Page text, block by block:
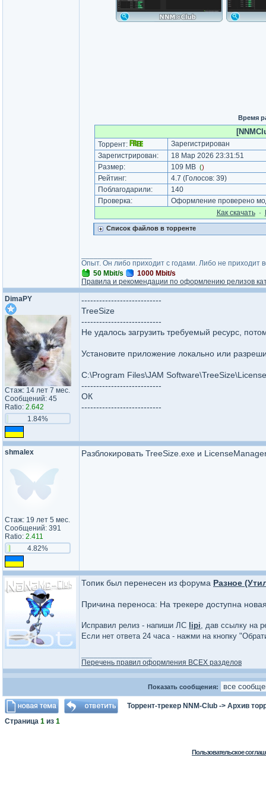
Время
Торрент:
Зарегистрирован
Зарегистрирован:
18 Мар 2026 23:31:51
Размер:
109 MB ()
Рейтинг: 4.7 (Голосов: 39)
Поблагодарили:
140
Проверка:
Оформление проверено
Как cкачать·
Список файлов в торренте
Опыт. Он либо приходит с годами. Либо не приходит
50 Mbit/s
1000 Mbit/s
Правила и рекомендации по оформлению релизов
DimaPY
Стаж: 14 лет 7 мес.
Сообщений: 45
Ratio: 2.642
1.84%
---------------------------
TreeSize
---------------------------
Не удалось загрузить требуемый ресурс,
Установите приложение локально или
C:\Program Files\JAM
---------------------------
ОК
---------------------------
shmalex
Стаж: 19 лет 5 мес.
Сообщений: 391
Ratio: 2.411
4.82%
Разблокировать TreeSize.exe и
Топик был перенесен из форума Разное
Причина переноса: На трекере доступна
Исправил релиз - напиши ЛС lipi, дав ссылку на
Если нет ответа 24 часа - нажми на кнопку
Перечень правил оформления ВСЕХ разделов
Показать сообщения:
Торрент-трекер NNM-Club -> Архив
Страница 1 из 1
Пользовательское